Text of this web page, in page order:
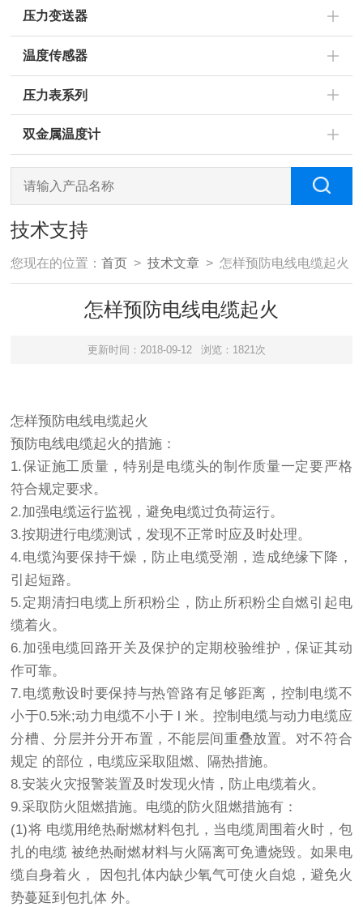
压力变送器
温度传感器
压力表系列
双金属温度计
技术支持
您现在的位置：首页 >技术文章 > 怎样预防电线电缆起火
怎样预防电线电缆起火
更新时间：2018-09-12 浏览：1821次
怎样预防电线电缆起火
预防电线电缆起火的措施：
1.保证施工质量，特别是电缆头的制作质量一定要严格
符合规定要求。
2.加强电缆运行监视，避免电缆过负荷运行。
3.按期进行电缆测试，发现不正常时应及时处理。
4.电缆沟要保持干燥，防止电缆受潮，造成绝缘下降，
引起短路。
5.定期清扫电缆上所积粉尘，防止所积粉尘自燃引起电
缆着火。
6.加强电缆回路开关及保护的定期校验维护，保证其动
作可靠。
7.电缆敷设时要保持与热管路有足够距离，控制电缆不
小于0.5米;动力电缆不小于 l 米。控制电缆与动力电缆应
分槽、分层并分开布置，不能层间重叠放置。对不符合
规定 的部位，电缆应采取阻燃、隔热措施。
8.安装火灾报警装置及时发现火情，防止电缆着火。
9.采取防火阻燃措施。电缆的防火阻燃措施有：
(1)将 电缆用绝热耐燃材料包扎，当电缆周围着火时，包
扎的电缆 被绝热耐燃材料与火隔离可免遭烧毁。如果电
缆自身着火， 因包扎体内缺少氧气可使火自熄，避免火
势蔓延到包扎体 外。